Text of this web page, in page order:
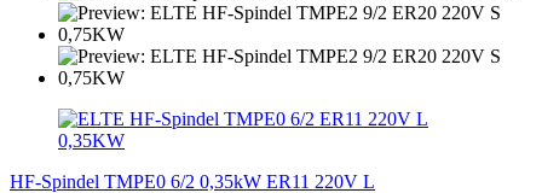
HF-Spindel TMPE0 6/2 0,35kW ER11 220V L